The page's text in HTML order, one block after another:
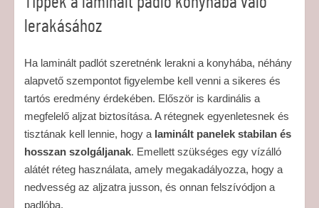
lerakásához
Ha laminált padlót szeretnénk lerakni a konyhába, néhány
alapvető szempontot figyelembe kell venni a sikeres és
tartós eredmény érdekében. Először is kardinális a
megfelelő aljzat biztosítása. A rétegnek egyenletesnek és
tisztának kell lennie, hogy a laminált panelek stabilan és
hosszan szolgáljanak. Emellett szükséges egy vízálló
alátét réteg használata, amely megakadályozza, hogy a
nedvesség az aljzatra jusson, és onnan felszívódjon a
padlóba.